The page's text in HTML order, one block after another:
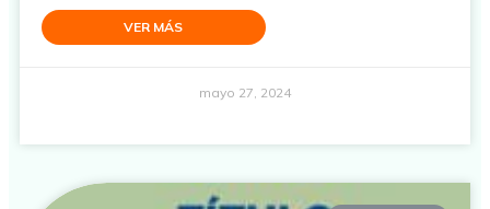
VER MÁS
mayo 27, 2024